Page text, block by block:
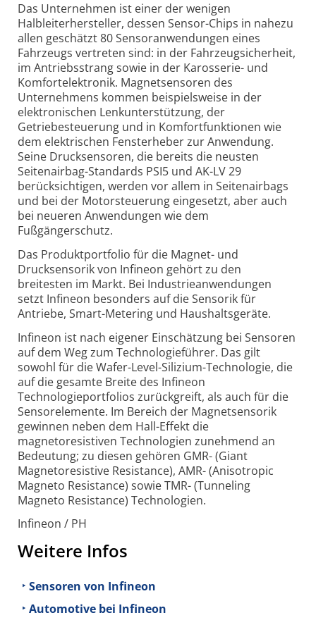
Das Unternehmen ist einer der wenigen
Halbleiterhersteller, dessen Sensor-Chips in nahezu
allen geschätzt 80 Sensoranwendungen eines
Fahrzeugs vertreten sind: in der Fahrzeugsicherheit,
im Antriebsstrang sowie in der Karosserie- und
Komfortelektronik. Magnetsensoren des
Unternehmens kommen beispielsweise in der
elektronischen Lenkunterstützung, der
Getriebesteuerung und in Komfortfunktionen wie
dem elektrischen Fensterheber zur Anwendung.
Seine Drucksensoren, die bereits die neusten
Seitenairbag-Standards PSI5 und AK-LV 29
berücksichtigen, werden vor allem in Seitenairbags
und bei der Motorsteuerung eingesetzt, aber auch
bei neueren Anwendungen wie dem
Fußgängerschutz.
Das Produktportfolio für die Magnet- und
Drucksensorik von Infineon gehört zu den
breitesten im Markt. Bei Industrieanwendungen
setzt Infineon besonders auf die Sensorik für
Antriebe, Smart-Metering und Haushaltsgeräte.
Infineon ist nach eigener Einschätzung bei Sensoren
auf dem Weg zum Technologieführer. Das gilt
sowohl für die Wafer-Level-Silizium-Technologie, die
auf die gesamte Breite des Infineon
Technologieportfolios zurückgreift, als auch für die
Sensorelemente. Im Bereich der Magnetsensorik
gewinnen neben dem Hall-Effekt die
magnetoresistiven Technologien zunehmend an
Bedeutung; zu diesen gehören GMR- (Giant
Magnetoresistive Resistance), AMR- (Anisotropic
Magneto Resistance) sowie TMR- (Tunneling
Magneto Resistance) Technologien.
Infineon / PH
Weitere Infos
Sensoren von Infineon
Automotive bei Infineon